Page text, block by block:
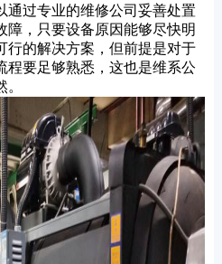
通过专业的维修公司妥善处置
障，只要设备原因能够尽快明
行的解决方案，但前提是对于
程要足够熟悉，这也是维系公